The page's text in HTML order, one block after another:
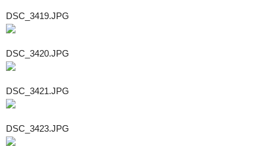
DSC_3419.JPG
DSC_3420.JPG
DSC_3421.JPG
DSC_3423.JPG